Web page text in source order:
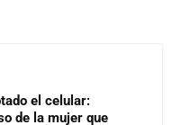
el celular:
de la mujer que